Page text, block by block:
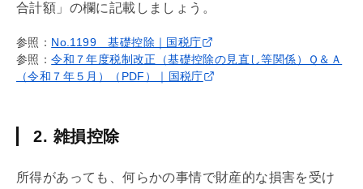
合計額」の欄に記載しましょう。
参照： No.1199 基礎控除｜国税庁
参照：令和７年度税制改正（基礎控除の見直し等関係）Ｑ＆Ａ
（令和７年５月）（PDF）｜国税庁
2. 雑損控除
所得があっても、何らかの事情で財産的な損害を受け